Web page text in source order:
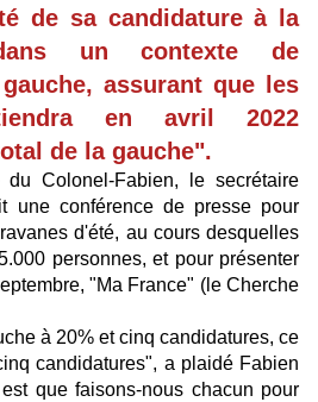
de sa candidature à la
un contexte de
assurant que les
en avril 2022
de la gauche".
Colonel-Fabien, le secrétaire
une conférence de presse pour
d'été, au cours desquelles
personnes, et pour présenter
"Ma France" (le Cherche
à 20% et cinq candidatures, ce
candidatures", a plaidé Fabien
que faisons-nous chacun pour